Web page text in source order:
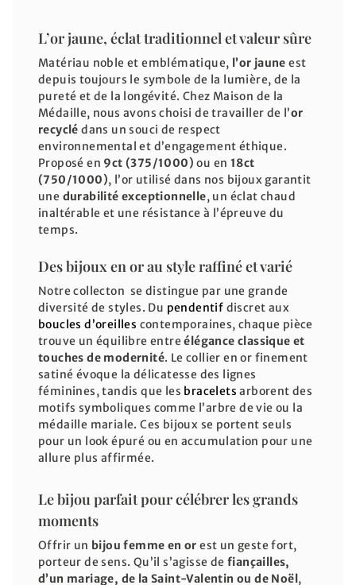
L’or jaune, éclat traditionnel et valeur sûre
Matériau noble et emblématique, l’or jaune est
depuis toujours le symbole de la lumière, de la
pureté et de la longévité. Chez Maison de la
Médaille, nous avons choisi de travailler de l’or
recyclé dans un souci de respect
environnemental et d’engagement éthique.
Proposé en 9ct (375/1000) ou en 18ct
(750/1000), l’or utilisé dans nos bijoux garantit
une durabilité exceptionnelle, un éclat chaud
inaltérable et une résistance à l’épreuve du
temps.
Des bijoux en or au style raffiné et varié
Notre collecton se distingue par une grande
diversité de styles. Du pendentif discret aux
boucles d’oreilles contemporaines, chaque pièce
trouve un équilibre entreélégance classique et
touches de modernité. Le collier en or finement
satiné évoque la délicatesse des lignes
féminines, tandis que les bracelets arborent des
motifs symboliques comme l’arbre de vie ou la
médaille mariale. Ces bijoux se portent seuls
pour un look épuré ou en accumulation pour une
allure plus affirmée.
Le bijou parfait pour célébrer les grands
moments
Offrir un bijou femme en or est un geste fort,
porteur de sens. Qu’il s’agisse de fiançailles,
d’un mariage, de la Saint-Valentin ou de Noël,